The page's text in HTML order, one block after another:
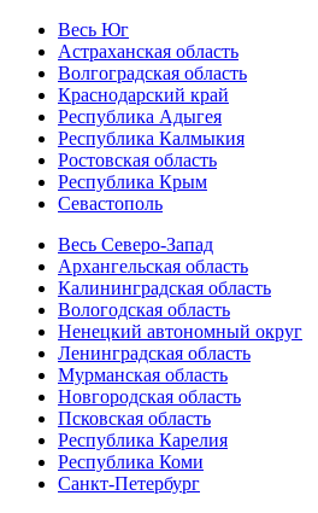
Весь Юг
Астраханская область
Волгоградская область
Краснодарский край
Республика Адыгея
Республика Калмыкия
Ростовская область
Республика Крым
Севастополь
Весь Северо-Запад
Архангельская область
Калининградская область
Вологодская область
Ненецкий автономный округ
Ленинградская область
Мурманская область
Новгородская область
Псковская область
Республика Карелия
Республика Коми
Санкт-Петербург